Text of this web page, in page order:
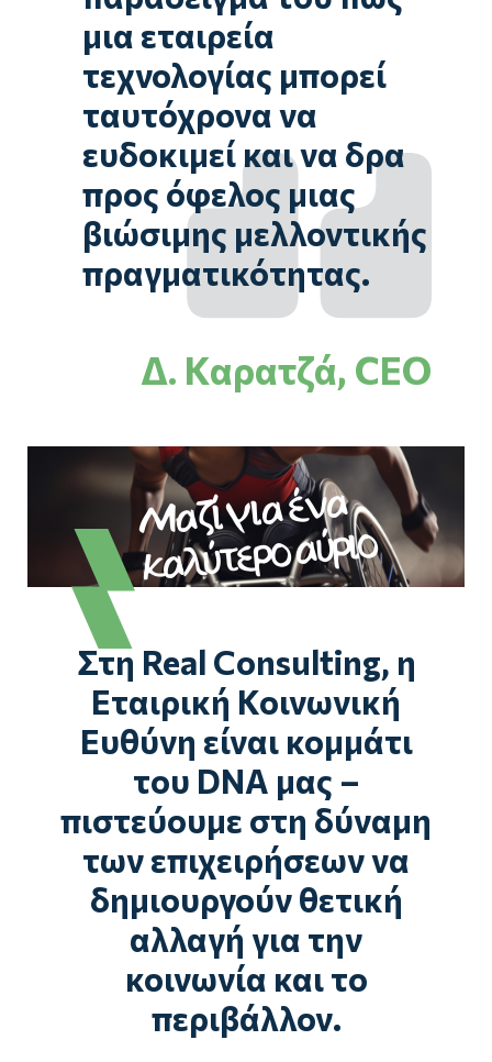
μια εταιρεία
τεχνολογίας μπορεί
ταυτόχρονα να
ευδοκιμεί και να δρα
προς όφελος μιας
βιώσιμης μελλοντικής
πραγματικότητας.
Δ. Καρατζά, CEO
Μαζί για ένα
καλύτερο αύριο
Στη Real Consulting, η
Εταιρική Κοινωνική
Ευθύνη είναι κομμάτι
του DNA μας –
πιστεύουμε στη δύναμη
των επιχειρήσεων να
δημιουργούν θετική
αλλαγή για την
κοινωνία και το
περιβάλλον.